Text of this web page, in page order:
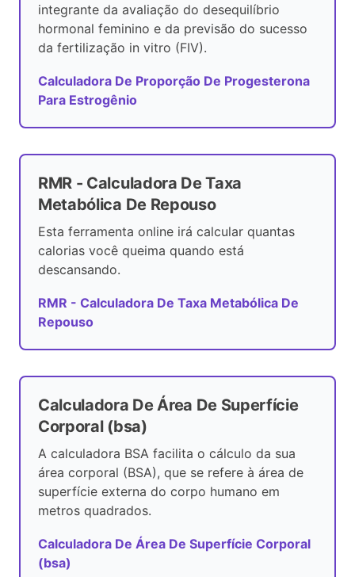
integrante da avaliação do desequilíbrio
hormonal feminino e da previsão do sucesso
da fertilização in vitro (FIV).
Calculadora De Proporção De Progesterona
Para Estrogênio
RMR - Calculadora De Taxa
Metabólica De Repouso
Esta ferramenta online irá calcular quantas
calorias você queima quando está
descansando.
RMR - Calculadora De Taxa Metabólica De
Repouso
Calculadora De Área De Superfície
Corporal (bsa)
A calculadora BSA facilita o cálculo da sua
área corporal (BSA), que se refere à área de
superfície externa do corpo humano em
metros quadrados.
Calculadora De Área De Superfície Corporal
(bsa)